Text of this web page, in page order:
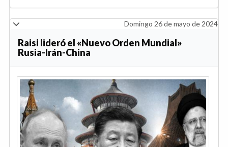
Domingo 26 de mayo de 2024
Raisi lideró el «Nuevo Orden Mundial»
Rusia-Irán-China